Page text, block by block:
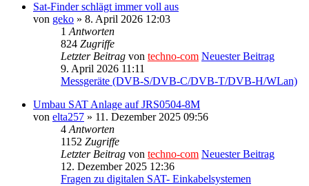
Sat-Finder schlägt immer voll aus
von geko » 8. April 2026 12:03
1Antworten
824 Zugriffe
Letzter Beitrag von techno-com Neuester Beitrag
9. April 2026 11:11
Messgeräte (DVB-S/DVB-C/DVB-T/DVB-H/WLan)
Umbau SAT Anlage auf JRS0504-8M
von elta257 » 11. Dezember 2025 09:56
4Antworten
1152 Zugriffe
Letzter Beitrag von techno-com Neuester Beitrag
12. Dezember 2025 12:36
Fragen zu digitalen SAT- Einkabelsystemen